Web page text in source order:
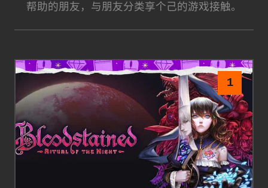
帮助的朋友，与朋友分类享个己的游戏接触。
1